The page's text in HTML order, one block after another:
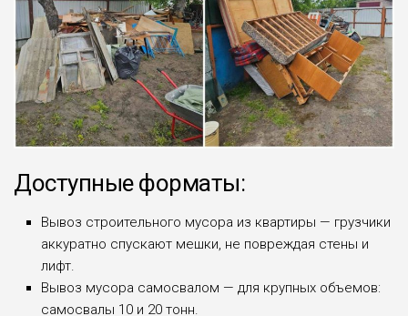
Доступные форматы:
Вывоз строительного мусора из квартиры — грузчики
аккуратно спускают мешки, не повреждая стены и
лифт.
Вывоз мусора самосвалом — для крупных объемов:
самосвалы 10 и 20 тонн.